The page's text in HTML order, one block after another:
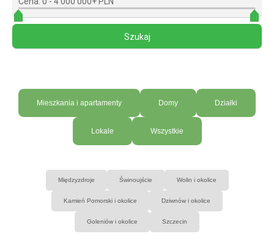
Mieszkania i apartamenty Domy Działki
Lokale Wszystkie
Międzyzdroje Świnoujście Wolin i okolice
Kamień Pomorski i okolice Dziwnów i okolice
Goleniów i okolice Szczecin